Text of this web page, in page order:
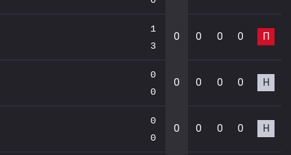
1
3
0 0 0 0 П
0
0
0 0 0 0 Н
0
0
0 0 0 0 Н